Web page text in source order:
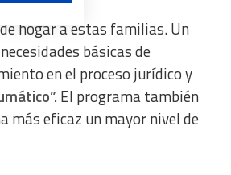
hogar a estas familias. Un
básicas de
en el proceso jurídico y
El programa también
más eficaz un mayor nivel de